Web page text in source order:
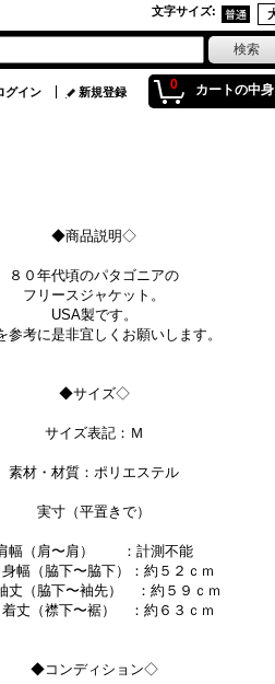
文字サイズ:
0 カートの中身
グイン 新規登録
◆商品説明◇
８０年代頃のパタゴニアの
フリースジャケット。
USA製です。
参考に是非宜しくお願いします。
◆サイズ◇
サイズ表記：Ｍ
素材・材質：ポリエステル
実寸（平置きで）
幅（肩〜肩） ：計測不能
（脇下〜脇下）：約５２ｃｍ
脇下〜袖先） ：約５９ｃｍ
（襟下〜裾） ：約６３ｃｍ
◆コンディション◇